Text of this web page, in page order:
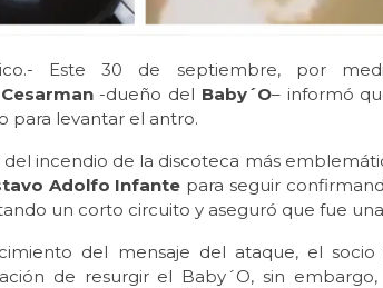
Este 30 de septiembre, por
-dueño del Baby´O– informó
para levantar el antro.
incendio de la discoteca más
Adolfo Infante para seguir
un corto circuito y aseguró que fue
del mensaje del ataque, el
de resurgir el Baby´O, sin